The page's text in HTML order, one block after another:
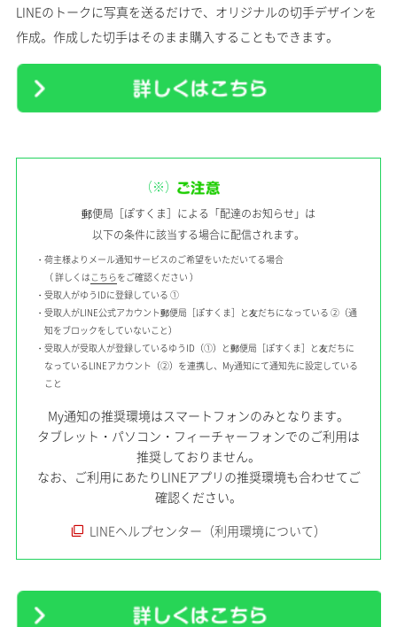
LINEのトークに写真を送るだけで、オリジナルの切手デザインを
作成。作成した切手はそのまま購入することもできます。
（※）
郵便局［ぽすくま］による「配達のお知らせ」は
以下の条件に該当する場合に配信されます。
・荷主様よりメール通知サービスのご希望をいただいてる場合
（ 詳しくはこちらをご確認ください ）
・受取人がゆうIDに登録している ①
・受取人がLINE公式アカウント郵便局［ぽすくま］と友だちになっている ②（通
知をブロックをしていないこと）
・受取人が受取人が登録しているゆうID（①）と郵便局［ぽすくま］と友だちに
なっているLINEアカウント（②）を連携し、My通知にて通知先に設定している
こと
My通知の推奨環境はスマートフォンのみとなります。
タブレット・パソコン・フィーチャーフォンでのご利用は
推奨しておりません。
なお、ご利用にあたりLINEアプリの推奨環境も合わせてご
確認ください。
LINEヘルプセンター（利用環境について）